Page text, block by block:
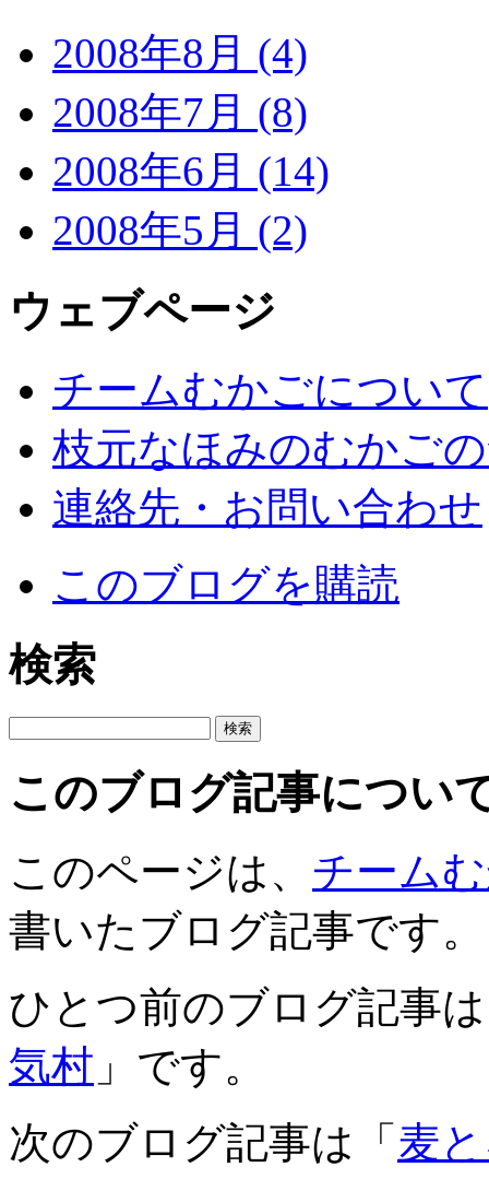
2008年8月 (4)
2008年7月 (8)
2008年6月 (14)
2008年5月 (2)
ウェブページ
チームむかごについて
枝元なほみのむかご
連絡先・お問い合わせ
このブログを購読
検索
このブログ記事につい
このページは、 チーム
書いたブログ記事です。
ひとつ前のブログ記事
気村 」です。
次のブログ記事は「 麦